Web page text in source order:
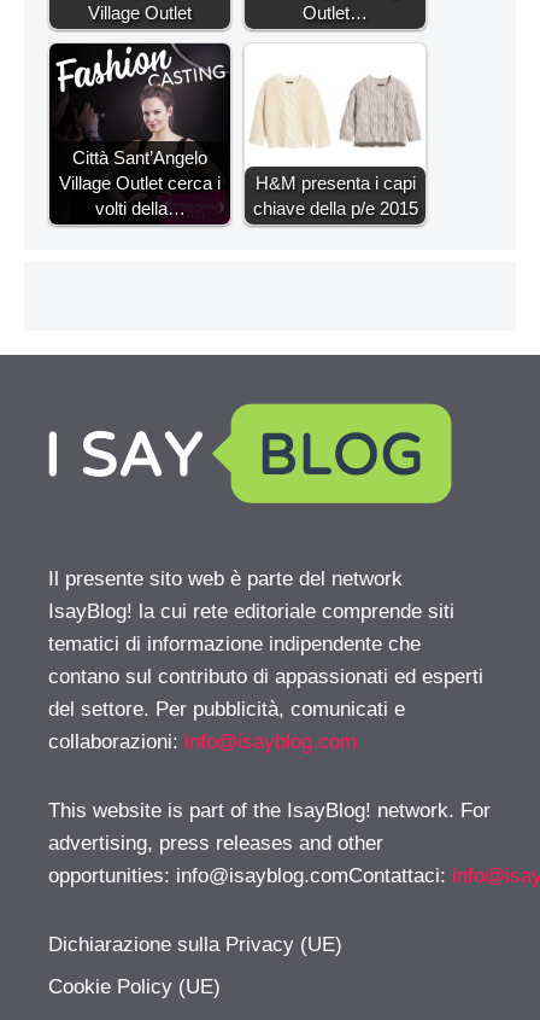
Village Outlet
Outlet…
Città Sant’Angelo
Village Outlet cerca i
volti della…
H&M presenta i capi
chiave della p/e 2015
Il presente sito web è parte del network
IsayBlog! la cui rete editoriale comprende siti
tematici di informazione indipendente che
contano sul contributo di appassionati ed esperti
del settore. Per pubblicità, comunicati e
collaborazioni: info@isayblog.com
This website is part of the IsayBlog! network. For
advertising, press releases and other
opportunities: info@isayblog.comContattaci:
Dichiarazione sulla Privacy (UE)
Cookie Policy (UE)